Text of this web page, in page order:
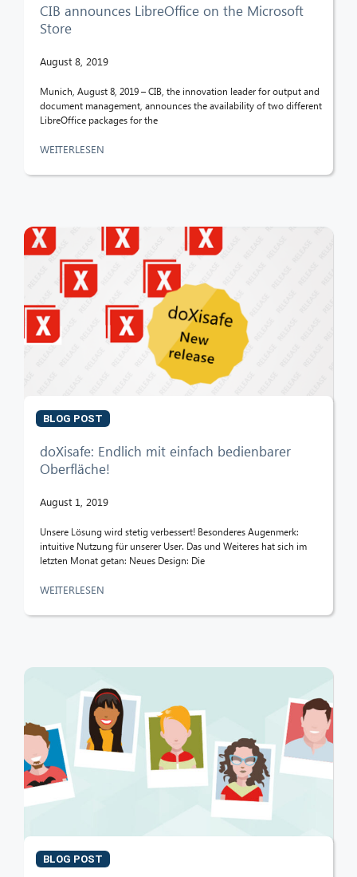
CIB announces LibreOffice on the Microsoft
Store
August 8, 2019
Munich, August 8, 2019 – CIB, the innovation leader for output and
document management, announces the availability of two different
LibreOffice packages for the
WEITERLESEN
BLOG POST
doXisafe: Endlich mit einfach bedienbarer
Oberfläche!
August 1, 2019
Unsere Lösung wird stetig verbessert! Besonderes Augenmerk:
intuitive Nutzung für unserer User. Das und Weiteres hat sich im
letzten Monat getan: Neues Design: Die
WEITERLESEN
BLOG POST